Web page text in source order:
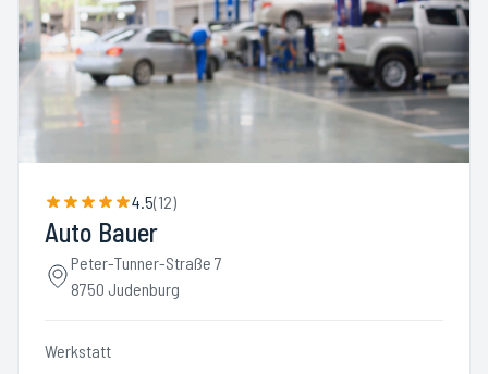
4.5(12)
Auto Bauer
Peter-Tunner-Straße 7
8750 Judenburg
Werkstatt